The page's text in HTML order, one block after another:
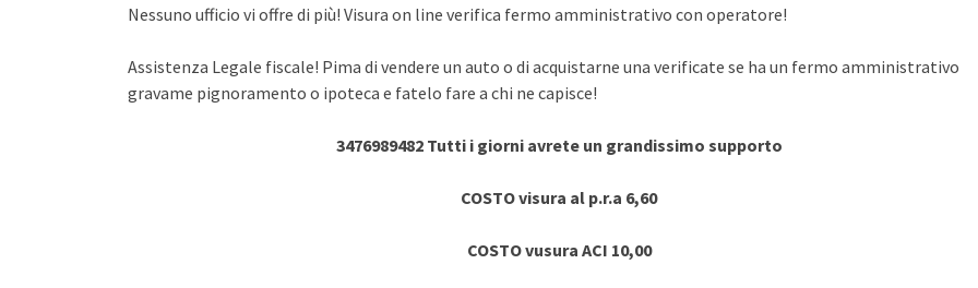
Nessuno ufficio vi offre di più! Visura on line verifica fermo amministrativo con operatore!
Assistenza Legale fiscale! Pima di vendere un auto o di acquistarne una verificate se ha un fermo amministrativo
gravame pignoramento o ipoteca e fatelo fare a chi ne capisce!
3476989482 Tutti i giorni avrete un grandissimo supporto
COSTO visura al p.r.a 6,60
COSTO vusura ACI 10,00